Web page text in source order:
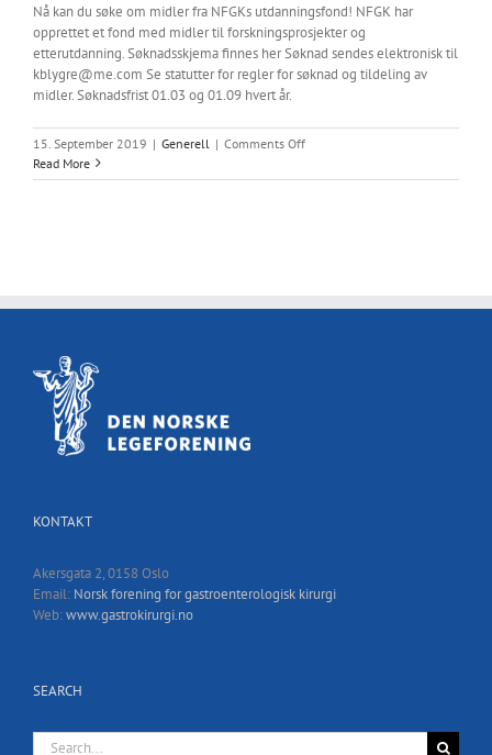
Nå kan du søke om midler fra NFGKs utdanningsfond! NFGK har
opprettet et fond med midler til forskningsprosjekter og
etterutdanning. Søknadsskjema finnes her Søknad sendes elektronisk til
kblygre@me.com Se statutter for regler for søknad og tildeling av
midler. Søknadsfrist 01.03 og 01.09 hvert år.
15. September 2019 | Generell | Comments Offon
utdanningsfond
Read More
KONTAKT
Akersgata 2, 0158 Oslo
Email: Norsk forening for gastroenterologisk kirurgi
Web:www.gastrokirurgi.no
SEARCH
Search